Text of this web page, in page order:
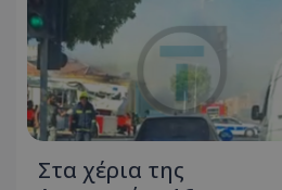
Στα χέρια της